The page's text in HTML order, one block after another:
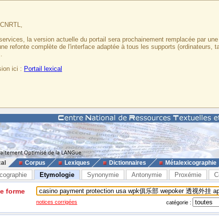
la version actuelle du portail sera prochainement remplacée par
refonte complète de l'interface adaptée à tous les supports (ordinateurs,
ici : Portail lexical
Corpus Lexiques Dictionnaires Métalexicographie
Etymologie Synonymie Antonymie Proxémie
forme
notices corrigées catégorie :